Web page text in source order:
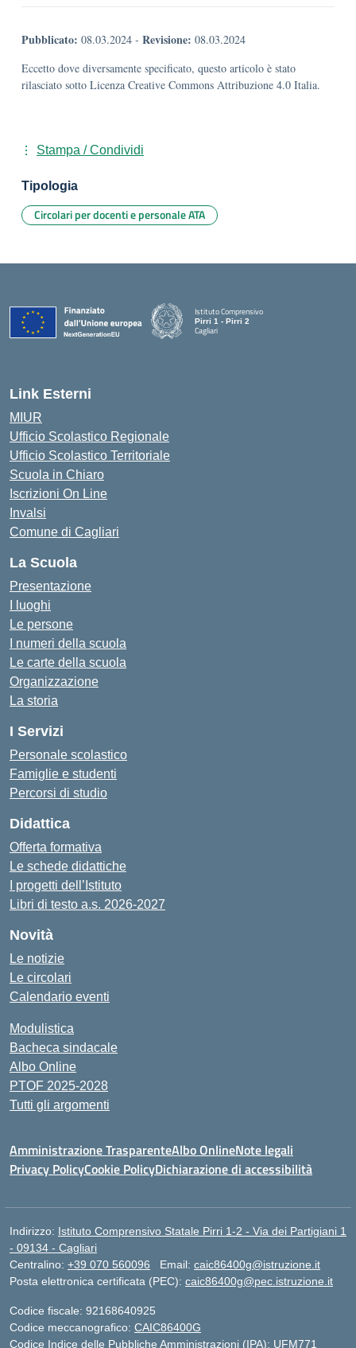
Pubblicato: 08.03.2024 - Revisione: 08.03.2024
Eccetto dove diversamente specificato, questo articolo è stato
rilasciato sotto Licenza Creative Commons Attribuzione 4.0 Italia.
Stampa / Condividi
Tipologia
Circolari per docenti e personale ATA
Istituto Comprensivo
Pirri 1 - Pirri 2
Cagliari
— Visita la pagina iniziale della scuola
Link Esterni
MIUR
Ufficio Scolastico Regionale
Ufficio Scolastico Territoriale
Scuola in Chiaro
Iscrizioni On Line
Invalsi
Comune di Cagliari
La Scuola
Presentazione
I luoghi
Le persone
I numeri della scuola
Le carte della scuola
Organizzazione
La storia
I Servizi
Personale scolastico
Famiglie e studenti
Percorsi di studio
Didattica
Offerta formativa
Le schede didattiche
I progetti dell’Istituto
Libri di testo a.s. 2026-2027
Novità
Le notizie
Le circolari
Calendario eventi
Modulistica
Bacheca sindacale
Albo Online
PTOF 2025-2028
Tutti gli argomenti
Amministrazione TrasparenteAlbo OnlineNote legali
Privacy PolicyCookie PolicyDichiarazione di accessibilità
Indirizzo: Istituto Comprensivo Statale Pirri 1-2 - Via dei Partigiani 1
- 09134 - Cagliari
Centralino: +39 070 560096 Email: caic86400g@istruzione.it
Posta elettronica certificata (PEC): caic86400g@pec.istruzione.it
Codice fiscale: 92168640925
Codice meccanografico: CAIC86400G
Codice Indice delle Pubbliche Amministrazioni (IPA): UFM771